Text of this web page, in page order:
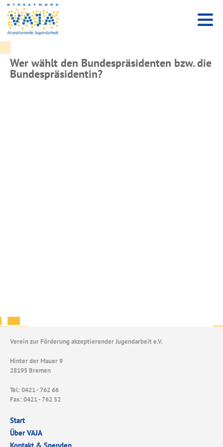
Wer wählt den Bundespräsidenten bzw. die
Bundespräsidentin?
Verein zur Förderung akzeptierender Jugendarbeit e.V.
Hinter der Mauer 9
28195 Bremen
Tel: 0421 - 762 66
Fax: 0421 - 762 52
Start
Über VAJA